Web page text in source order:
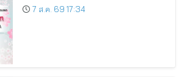
7 ส.ค. 69 17:34